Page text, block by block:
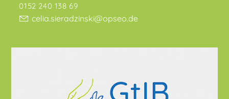
0152 240 138 69
celia.sieradzinski@opseo.de